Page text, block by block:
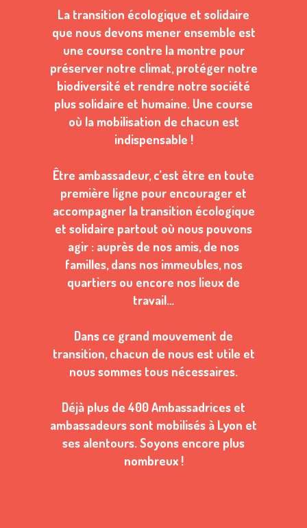
La transition écologique et solidaire
que nous devons mener ensemble est
une course contre la montre pour
préserver notre climat, protéger notre
biodiversité et rendre notre société
plus solidaire et humaine. Une course
où la mobilisation de chacun est
indispensable !
Être ambassadeur, c’est être en toute
première ligne pour encourager et
accompagner la transition écologique
et solidaire partout où nous pouvons
agir : auprès de nos amis, de nos
familles, dans nos immeubles, nos
quartiers ou encore nos lieux de
travail…
Dans ce grand mouvement de
transition, chacun de nous est utile et
nous sommes tous nécessaires.
Déjà plus de 400 Ambassadrices et
ambassadeurs sont mobilisés à Lyon et
ses alentours. Soyons encore plus
nombreux !